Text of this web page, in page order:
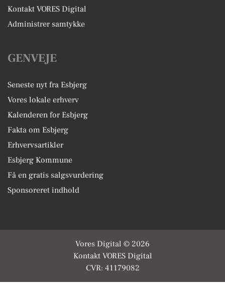
Kontakt VORES Digital
Administrer samtykke
GENVEJE
Seneste nyt fra Esbjerg
Vores lokale erhverv
Kalenderen for Esbjerg
Fakta om Esbjerg
Erhvervsartikler
Esbjerg Kommune
Få en gratis salgsvurdering
Sponsoreret indhold
Vores Digital © 2026
Kontakt VORES Digital
CVR: 41179082